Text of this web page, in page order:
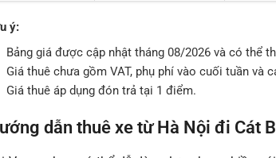
ý:
Bảng giá được cập nhật tháng 08/2026 và có thể
Giá thuê chưa gồm VAT, phụ phí vào cuối tuần và
Giá thuê áp dụng đón trả tại 1 điểm.
dẫn thuê xe từ Hà Nội đi Cát